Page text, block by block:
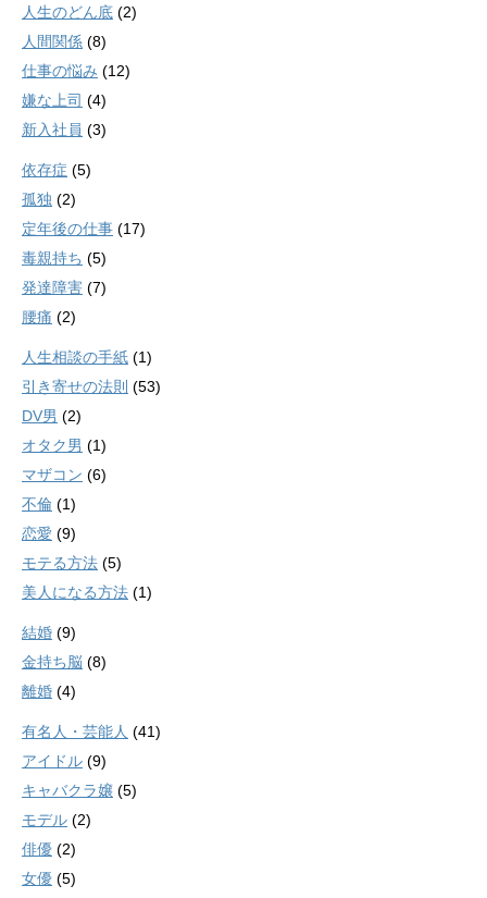
人生のどん底 (2)
人間関係 (8)
仕事の悩み (12)
嫌な上司 (4)
新入社員 (3)
依存症 (5)
孤独 (2)
定年後の仕事 (17)
毒親持ち (5)
発達障害 (7)
腰痛 (2)
人生相談の手紙 (1)
引き寄せの法則 (53)
DV男 (2)
オタク男 (1)
マザコン (6)
不倫 (1)
恋愛 (9)
モテる方法 (5)
美人になる方法 (1)
結婚 (9)
金持ち脳 (8)
離婚 (4)
有名人・芸能人 (41)
アイドル (9)
キャバクラ嬢 (5)
モデル (2)
俳優 (2)
女優 (5)